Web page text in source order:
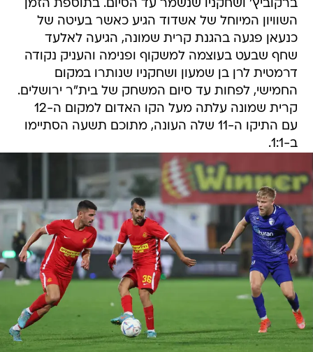
ברקוביץ' ושחקניו שנשמר עד הסיום. בתוספת הזמן
השוויון המיוחל של אשדוד הגיע כאשר בעיטה של
כנעאן פגעה בהגנת קרית שמונה, הגיעה לאלעד
שחף שבעט בעוצמה למשקוף ופנימה והעניק נקודה
דרמטית לרן בן שמעון ושחקניו שנותרו במקום
החמישי, לפחות עד סיום המשחק של בית"ר ירושלים.
קרית שמונה עלתה מעל הקו האדום למקום ה-12
עם התיקו ה-11 שלה העונה, מתוכם תשעה הסתיימו
ב-1:1.